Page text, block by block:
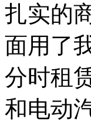
扎实的
面用了
分时租
和电动